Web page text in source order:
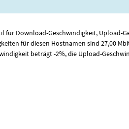
für Download-Geschwindigkeit, Upload-
für diesen Hostnamen sind 27,00
beträgt -2%, die Upload-